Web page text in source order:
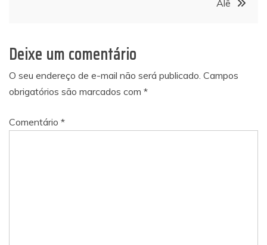
Alê
Deixe um comentário
O seu endereço de e-mail não será publicado. Campos
obrigatórios são marcados com *
Comentário *